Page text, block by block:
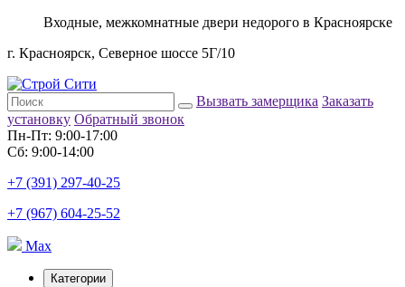
Входные, межкомнатные двери недорого в Красноярске
г. Красноярск, Северное шоссе 5Г/10
Вызвать замерщика Заказать
установку Обратный звонок
Пн-Пт: 9:00-17:00
Сб: 9:00-14:00
+7 (391) 297-40-25
+7 (967) 604-25-52
Max
Категории